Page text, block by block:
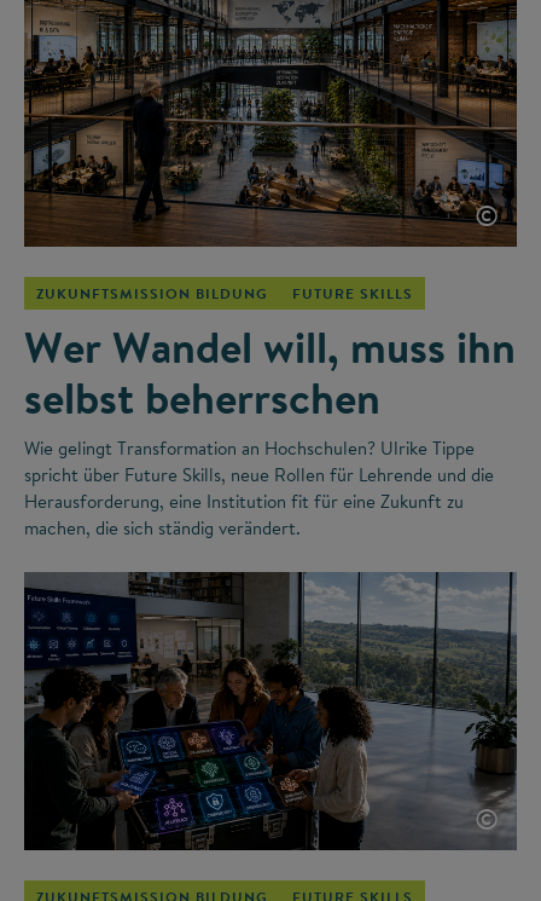
©
ZUKUNFTSMISSION BILDUNG FUTURE SKILLS
Wer Wandel will, muss ihn
selbst beherrschen
Wie gelingt Transformation an Hochschulen? Ulrike Tippe
spricht über Future Skills, neue Rollen für Lehrende und die
Herausforderung, eine Institution fit für eine Zukunft zu
machen, die sich ständig verändert.
©